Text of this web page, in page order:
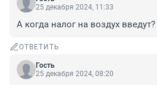
25 декабря 2024, 11:33
А когда налог на воздух введут?
ОТВЕТИТЬ
Гость
25 декабря 2024, 08:20